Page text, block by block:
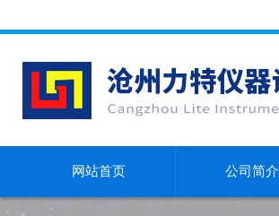
网站首页 公司简介